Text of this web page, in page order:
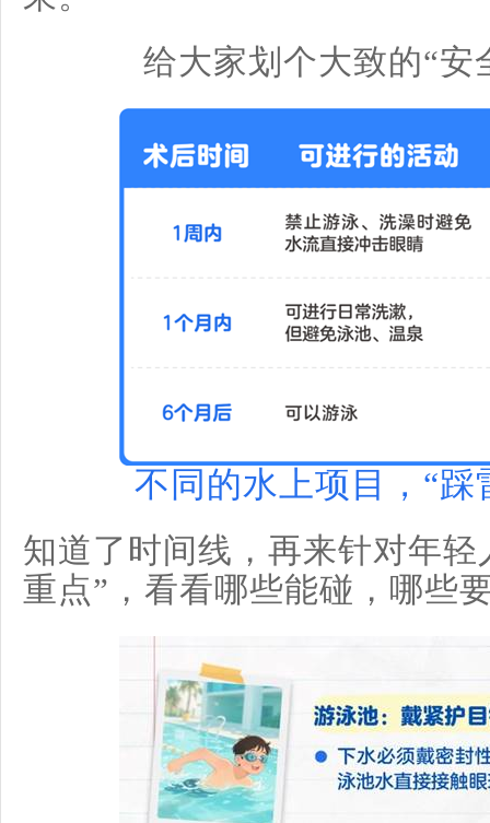
给大家划个大致的“
不同的水上项目，“踩
知道了时间线，再来针对年
重点”，看看哪些能碰，哪